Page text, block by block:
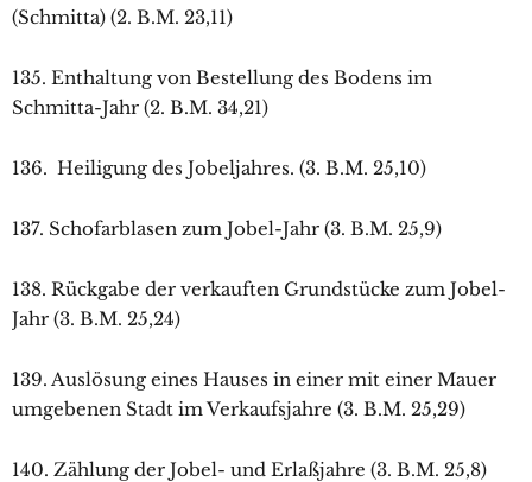
(Schmitta) (2. B.M. 23,11)
135. Enthaltung von Bestellung des Bodens im
Schmitta-Jahr (2. B.M. 34,21)
136. Heiligung des Jobeljahres. (3. B.M. 25,10)
137. Schofarblasen zum Jobel-Jahr (3. B.M. 25,9)
138. Rückgabe der verkauften Grundstücke zum Jobel-
Jahr (3. B.M. 25,24)
139. Auslösung eines Hauses in einer mit einer Mauer
umgebenen Stadt im Verkaufsjahre (3. B.M. 25,29)
140. Zählung der Jobel- und Erlaßjahre (3. B.M. 25,8)